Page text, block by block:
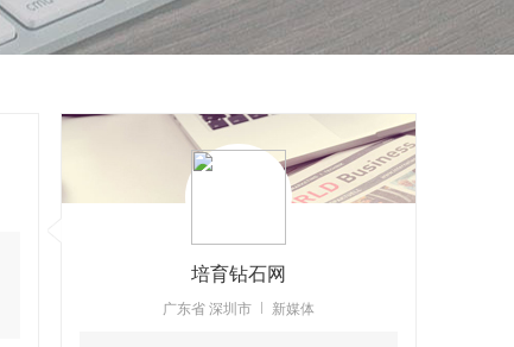
培育钻石网
广东省 深圳市 新媒体